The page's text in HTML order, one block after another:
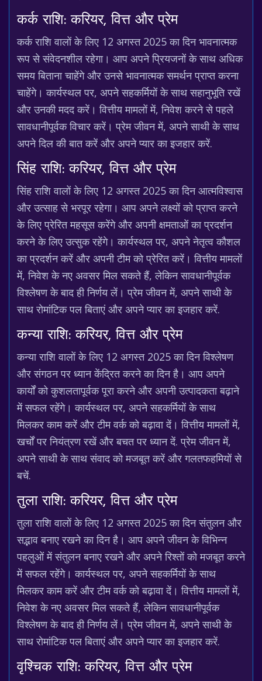
कर्क राशि: करियर, वित्त और प्रेम
कर्क राशि वालों के लिए 12 अगस्त 2025 का दिन भावनात्मक
रूप से संवेदनशील रहेगा। आप अपने प्रियजनों के साथ अधिक
समय बिताना चाहेंगे और उनसे भावनात्मक समर्थन प्राप्त करना
चाहेंगे। कार्यस्थल पर, अपने सहकर्मियों के साथ सहानुभूति रखें
और उनकी मदद करें। वित्तीय मामलों में, निवेश करने से पहले
सावधानीपूर्वक विचार करें। प्रेम जीवन में, अपने साथी के साथ
अपने दिल की बात करें और अपने प्यार का इजहार करें.
सिंह राशि: करियर, वित्त और प्रेम
सिंह राशि वालों के लिए 12 अगस्त 2025 का दिन आत्मविश्वास
और उत्साह से भरपूर रहेगा। आप अपने लक्ष्यों को प्राप्त करने
के लिए प्रेरित महसूस करेंगे और अपनी क्षमताओं का प्रदर्शन
करने के लिए उत्सुक रहेंगे। कार्यस्थल पर, अपने नेतृत्व कौशल
का प्रदर्शन करें और अपनी टीम को प्रेरित करें। वित्तीय मामलों
में, निवेश के नए अवसर मिल सकते हैं, लेकिन सावधानीपूर्वक
विश्लेषण के बाद ही निर्णय लें। प्रेम जीवन में, अपने साथी के
साथ रोमांटिक पल बिताएं और अपने प्यार का इजहार करें.
कन्या राशि: करियर, वित्त और प्रेम
कन्या राशि वालों के लिए 12 अगस्त 2025 का दिन विश्लेषण
और संगठन पर ध्यान केंद्रित करने का दिन है। आप अपने
कार्यों को कुशलतापूर्वक पूरा करने और अपनी उत्पादकता बढ़ाने
में सफल रहेंगे। कार्यस्थल पर, अपने सहकर्मियों के साथ
मिलकर काम करें और टीम वर्क को बढ़ावा दें। वित्तीय मामलों में,
खर्चों पर नियंत्रण रखें और बचत पर ध्यान दें. प्रेम जीवन में,
अपने साथी के साथ संवाद को मजबूत करें और गलतफहमियों से
बचें.
तुला राशि: करियर, वित्त और प्रेम
तुला राशि वालों के लिए 12 अगस्त 2025 का दिन संतुलन और
सद्भाव बनाए रखने का दिन है। आप अपने जीवन के विभिन्न
पहलुओं में संतुलन बनाए रखने और अपने रिश्तों को मजबूत करने
में सफल रहेंगे। कार्यस्थल पर, अपने सहकर्मियों के साथ
मिलकर काम करें और टीम वर्क को बढ़ावा दें। वित्तीय मामलों में,
निवेश के नए अवसर मिल सकते हैं, लेकिन सावधानीपूर्वक
विश्लेषण के बाद ही निर्णय लें। प्रेम जीवन में, अपने साथी के
साथ रोमांटिक पल बिताएं और अपने प्यार का इजहार करें.
वृश्चिक राशि: करियर, वित्त और प्रेम